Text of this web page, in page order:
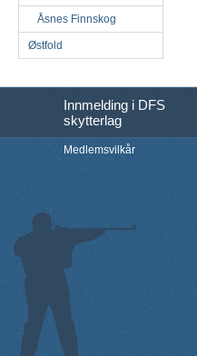
Åsnes Finnskog
Østfold
Innmelding i DFS
skytterlag
Medlemsvilkår